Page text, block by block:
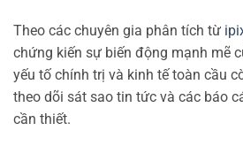
Theo các chuyên gia phân tích từ
chứng kiến sự biến động mạnh mẽ
yếu tố chính trị và kinh tế toàn cầu
theo dõi sát sao tin tức và các báo
cần thiết.